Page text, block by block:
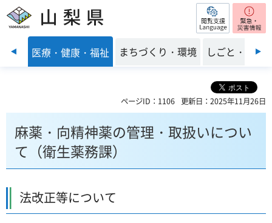
山梨県 閲覧支援
て 医療・健康・福祉 まちづくり・環境 しごと・産業
ページID：1106 更新日：2025年11月26日
麻薬・向精神薬の管理・取扱いについ
て（衛生薬務課）
法改正等について